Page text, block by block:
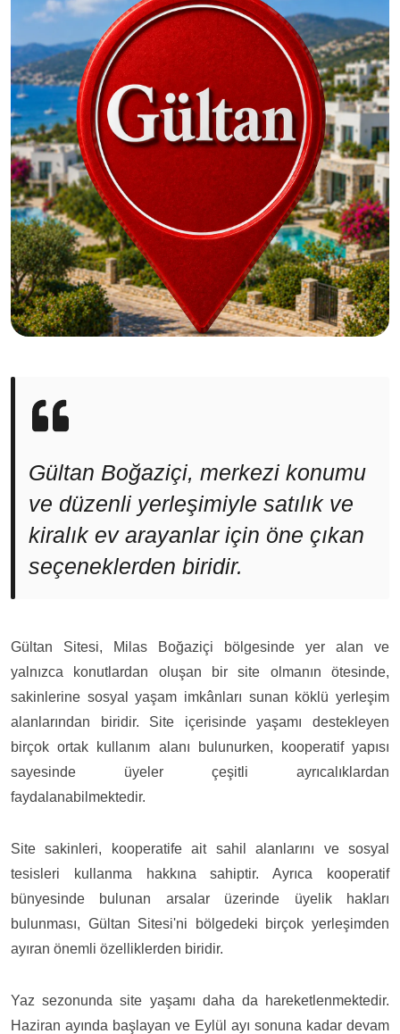
Gültan Boğaziçi, merkezi konumu
ve düzenli yerleşimiyle satılık ve
kiralık ev arayanlar için öne çıkan
seçeneklerden biridir.
Gültan Sitesi, Milas Boğaziçi bölgesinde yer alan ve
yalnızca konutlardan oluşan bir site olmanın ötesinde,
sakinlerine sosyal yaşam imkânları sunan köklü yerleşim
alanlarından biridir. Site içerisinde yaşamı destekleyen
birçok ortak kullanım alanı bulunurken, kooperatif yapısı
sayesinde üyeler çeşitli ayrıcalıklardan
faydalanabilmektedir.
Site sakinleri, kooperatife ait sahil alanlarını ve sosyal
tesisleri kullanma hakkına sahiptir. Ayrıca kooperatif
bünyesinde bulunan arsalar üzerinde üyelik hakları
bulunması, Gültan Sitesi'ni bölgedeki birçok yerleşimden
ayıran önemli özelliklerden biridir.
Yaz sezonunda site yaşamı daha da hareketlenmektedir.
Haziran ayında başlayan ve Eylül ayı sonuna kadar devam